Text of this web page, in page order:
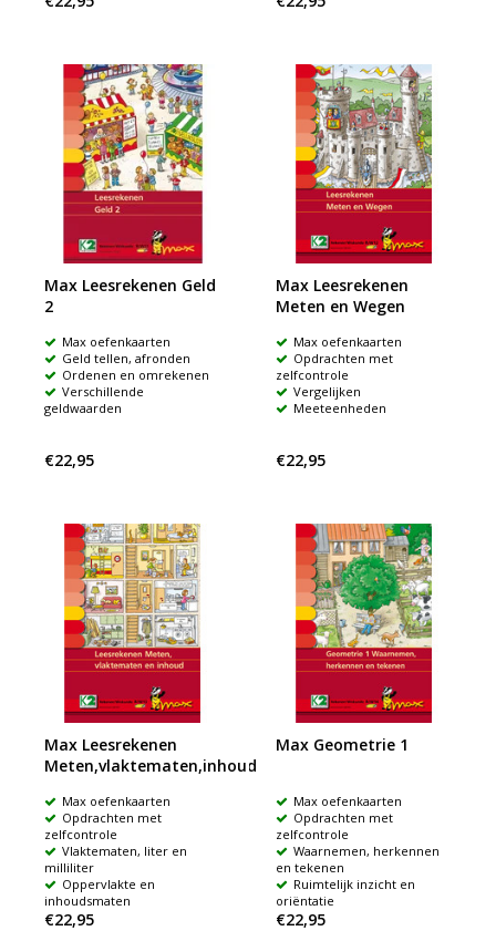
Max Leesrekenen Geld
2
Max oefenkaarten
Geld tellen, afronden
Ordenen en omrekenen
Verschillende
geldwaarden
€22,95
Max Leesrekenen
Meten en Wegen
Max oefenkaarten
Opdrachten met
zelfcontrole
Vergelijken
Meeteenheden
€22,95
Max Leesrekenen
Meten,vlaktematen,inhoud
Max oefenkaarten
Opdrachten met
zelfcontrole
Vlaktematen, liter en
milliliter
Oppervlakte en
inhoudsmaten
€22,95
Max Geometrie 1
Max oefenkaarten
Opdrachten met
zelfcontrole
Waarnemen, herkennen
en tekenen
Ruimtelijk inzicht en
oriëntatie
€22,95